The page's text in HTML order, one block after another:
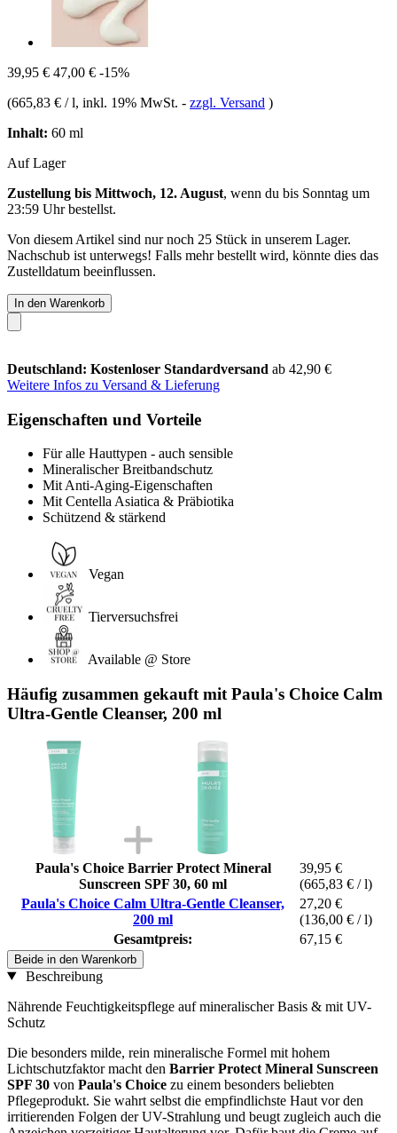
39,95 € 47,00 € -15%
(665,83 € / l, inkl. 19% MwSt. - zzgl. Versand )
Inhalt: 60 ml
Auf Lager
Zustellung bis Mittwoch, 12. August, wenn du bis Sonntag um
23:59 Uhrbestellst.
Von diesem Artikel sind nur noch 25 Stück in unserem Lager.
Nachschub ist unterwegs! Falls mehr bestellt wird, könnte dies das
Zustelldatum beeinflussen.
In den Warenkorb
Deutschland: Kostenloser Standardversand ab 42,90 €
Weitere Infos zu Versand & Lieferung
Eigenschaften und Vorteile
Für alle Hauttypen - auch sensible
Mineralischer Breitbandschutz
Mit Anti-Aging-Eigenschaften
Mit Centella Asiatica & Präbiotika
Schützend & stärkend
Vegan
Tierversuchsfrei
Available @ Store
Häufig zusammen gekauft mit Paula's Choice Calm
Ultra-Gentle Cleanser, 200 ml
Paula's Choice Barrier Protect Mineral
Sunscreen SPF 30, 60 ml
39,95 €
(665,83 € / l)
Paula's Choice Calm Ultra-Gentle Cleanser,
200 ml
27,20 €
(136,00 € / l)
Gesamtpreis:
67,15 €
Beide in den Warenkorb
Beschreibung
Nährende Feuchtigkeitspflege auf mineralischer Basis & mit UV-
Schutz
Die besonders milde, rein mineralische Formel mit hohem
Lichtschutzfaktor macht den Barrier Protect Mineral Sunscreen
SPF 30 von Paula's Choice zu einem besonders beliebten
Pflegeprodukt. Sie wahrt selbst die empfindlichste Haut vor den
irritierenden Folgen der UV-Strahlung und beugt zugleich auch die